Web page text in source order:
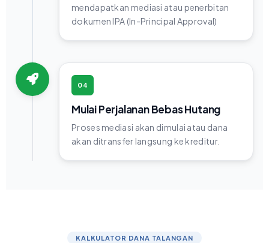
mendapatkan mediasi atau penerbitan
dokumen IPA (In-Principal Approval)
04
Mulai Perjalanan Bebas Hutang
Proses mediasi akan dimulai atau dana
akan ditransfer langsung ke kreditur.
KALKULATOR DANA TALANGAN